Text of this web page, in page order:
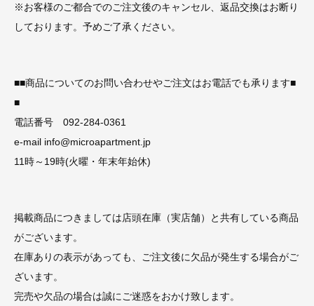
※お客様のご都合でのご注文後のキャンセル、返品交換はお断り
しております。予めご了承ください。
■■商品についてのお問い合わせやご注文はお電話でも承ります■
■
電話番号 092-284-0361
e-mail info@microapartment.jp
11時～19時(火曜・年末年始休)
掲載商品につきましては店頭在庫（実店舗）と共有している商品
がございます。
在庫ありの表示があっても、ご注文後に欠品が発生する場合がご
ざいます。
完売や欠品の場合は誠にご迷惑をおかけ致します。